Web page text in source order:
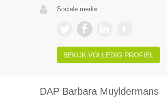
Sociale media:
BEKIJK VOLLEDIG PROFIEL
DAP Barbara Muyldermans